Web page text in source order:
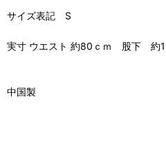
サイズ表記 S
実寸 ウエスト 約80ｃｍ 股下
中国製